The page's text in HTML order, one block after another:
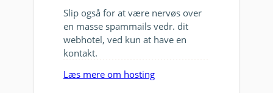
Slip også for at være nervøs over
en masse spammails vedr. dit
webhotel, ved kun at have en
kontakt.
Læs mere om hosting